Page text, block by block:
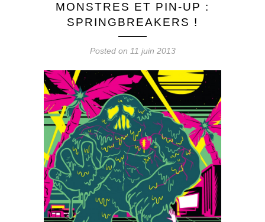
MONSTRES ET PIN-UP :
SPRINGBREAKERS !
Posted on 11 juin 2013